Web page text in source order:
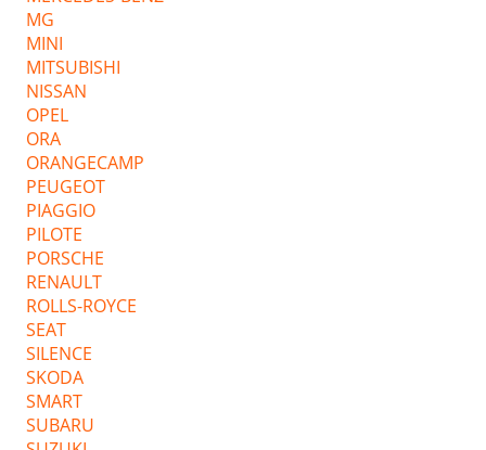
MG
MINI
MITSUBISHI
NISSAN
OPEL
ORA
ORANGECAMP
PEUGEOT
PIAGGIO
PILOTE
PORSCHE
RENAULT
ROLLS-ROYCE
SEAT
SILENCE
SKODA
SMART
SUBARU